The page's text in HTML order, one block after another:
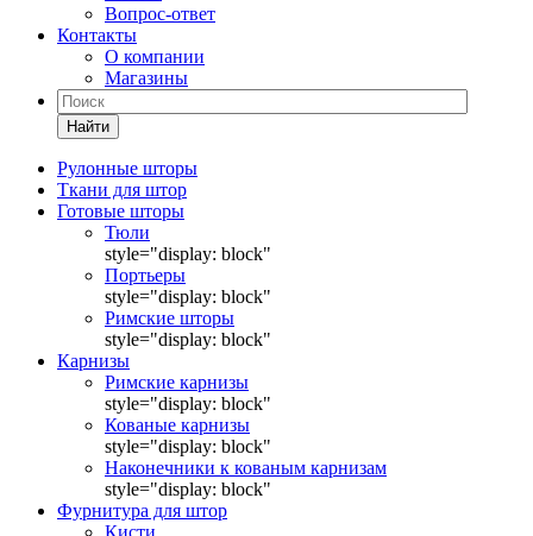
Вопрос-ответ
Контакты
О компании
Магазины
Найти
Рулонные шторы
Ткани для штор
Готовые шторы
Тюли
style="display: block"
Портьеры
style="display: block"
Римские шторы
style="display: block"
Карнизы
Римские карнизы
style="display: block"
Кованые карнизы
style="display: block"
Наконечники к кованым карнизам
style="display: block"
Фурнитура для штор
Кисти